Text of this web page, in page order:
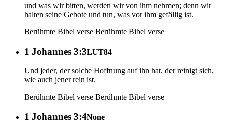
und was wir bitten, werden wir von ihm nehmen; denn wir
halten seine Gebote und tun, was vor ihm gefällig ist.
Berühmte Bibel verse Berühmte Bibel verse
1 Johannes 3:3LUT84
Und jeder, der solche Hoffnung auf ihn hat, der reinigt sich,
wie auch jener rein ist.
Berühmte Bibel verse Berühmte Bibel verse
1 Johannes 3:4None